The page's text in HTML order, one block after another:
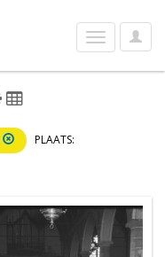
User
Toggle
navigation
PLAATS: